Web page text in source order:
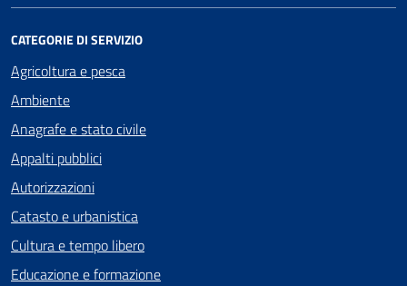
CATEGORIE DI SERVIZIO
Agricoltura e pesca
Ambiente
Anagrafe e stato civile
Appalti pubblici
Autorizzazioni
Catasto e urbanistica
Cultura e tempo libero
Educazione e formazione